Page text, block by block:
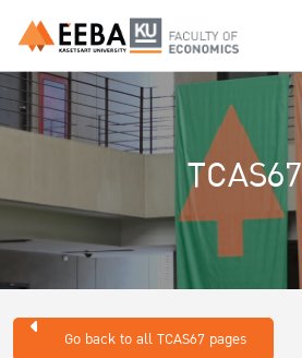
TCAS67
Go back to all TCAS67 pages